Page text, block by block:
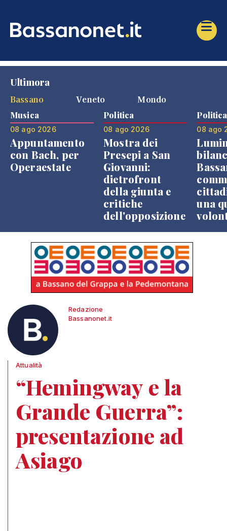
Ultimora
Bassano
Veneto Mondo
Musica
08 ago 2026
Appuntamento
con Bach, per
Operaestate
Politica
08 ago 2026
Mostra dei
Presepi a San
Giovanni:
dietrofront
della giunta e
critiche
dell'opposizione
Politica
08 ago
una
Redazione
Bassanonet.it
Attualità
“Hemingway e la
Grande Guerra”:
presentazione ad
Asiago